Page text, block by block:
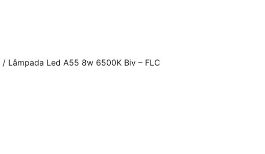
/ Lâmpada Led A55 8w 6500K Biv – FLC